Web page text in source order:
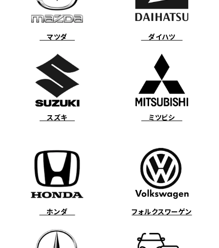
マツダ ダイハツ
スズキ ミツビシ
ホンダ フォルクスワーゲン